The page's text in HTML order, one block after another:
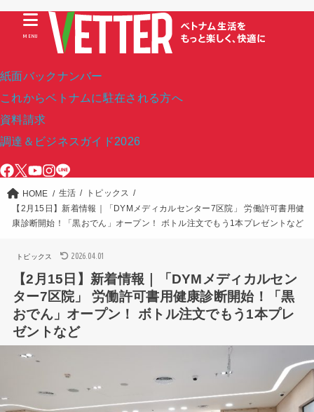
紙面バックナンバー
これからベトナムに駐在される方へ
資料請求
調達＆ビジネスガイド2026
MENU
HOME 生活
トピックス
【2月15日】新着情報｜「DYMメディカルセンター7区院」 労働許可書用健
康診断開始！「黒おでん」オープン！ ボトル注文でもう1本プレゼントなど
トピックス 2026.04.01
【2月15日】新着情報｜「DYMメディカルセン
ター7区院」 労働許可書用健康診断開始！「黒
おでん」オープン！ ボトル注文でもう1本プレ
ゼントなど